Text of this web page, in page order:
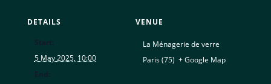
DETAILS
5 May 2025, 10:00
VENUE
La Ménagerie de verre
Paris (75) + Google Map